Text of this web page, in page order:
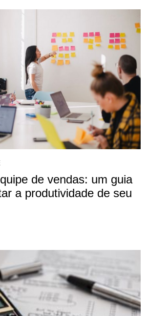
de vendas: um guia
a produtividade de seu